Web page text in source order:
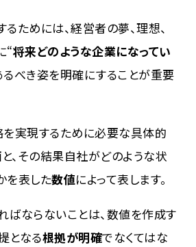
ためには、経営者の夢、理想、
“将来どのような企業になってい
るべき姿を明確にすることが重要
を実現するために必要な具体的
と、その結果自社がどのような状
を表した数値によって表します。
ばならないことは、数値を作成す
となる根拠が明確でなくてはな